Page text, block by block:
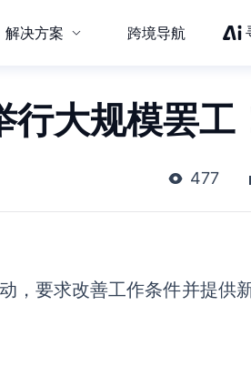
解决方案 跨境导航
大规模罢工
477
，要求改善工作条件并提供